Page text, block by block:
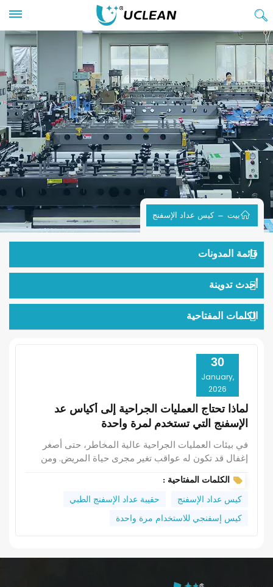
بيت كيس عداد الإسفنج
قائمة المدونات
أحدث تدوينة
الكلمات المفتاحية
30
January,
2026
لماذا تحتاج العمليات الجراحية إلى أكياس عد
الإسفنج التي تستخدم لمرة واحدة
في بيئات العمليات الجراحية عالية المخاطر، حتى أصغر
إغفال قد تكون له عواقب تغير مجرى حياة المريض. ومن
غرف العمليات الحديثة هي... كيس عد الإسفنج للاستخدام
مرة واحدة. صُممت ليس فقط من أجل الراحة، بل من أجل
الحياة، تعمل هذه البطانات البلاستيكية المصنوعة من البولي
إيثيلين الطبي على تغيير طريقة إدارة المستشفيات
على كل غرفة عمليات أن تجعل أكياس عداد الإسفنج التي
الكلمات المفتاحية :
كيس عداد الإسفنج
حقيبة عداد الإسفنج الطبي
كيس إسفنجي للاستخدام مرة واحدة